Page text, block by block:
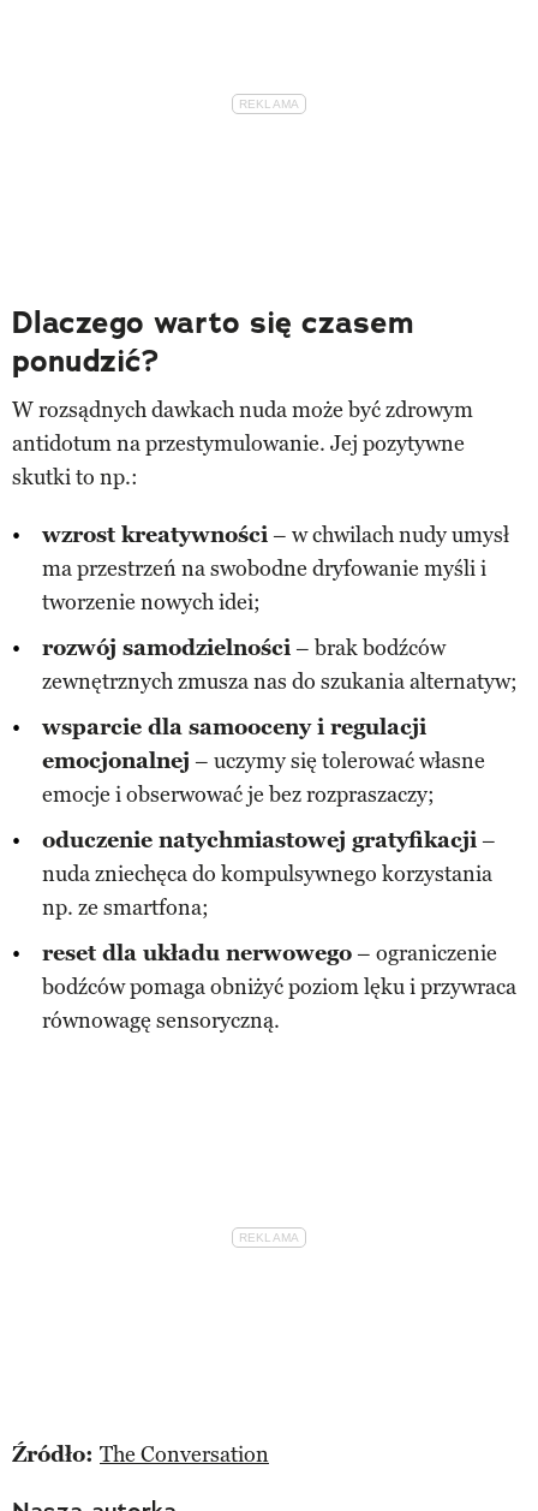
Dlaczego warto się czasem
ponudzić?
W rozsądnych dawkach nuda może być zdrowym
antidotum na przestymulowanie. Jej pozytywne
skutki to np.:
wzrost kreatywności– w chwilach nudy umysł
ma przestrzeń na swobodne dryfowanie myśli i
tworzenie nowych idei;
rozwój samodzielności– brak bodźców
zewnętrznych zmusza nas do szukania alternatyw;
wsparcie dla samooceny i regulacji
emocjonalnej – uczymy się tolerować własne
emocje i obserwować je bez rozpraszaczy;
oduczenie natychmiastowej gratyfikacji–
nuda zniechęca do kompulsywnego korzystania
np. ze smartfona;
reset dla układu nerwowego– ograniczenie
bodźców pomaga obniżyć poziom lęku i przywraca
równowagę sensoryczną.
Źródło: The Conversation